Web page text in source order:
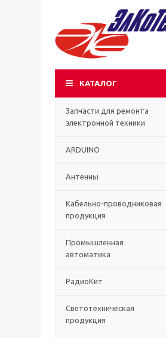
КАТАЛОГ
Запчасти для ремонта
электронной техники
ARDUINO
Антенны
Кабельно-проводниковая
продукция
Промышленная
автоматика
РадиоКит
Светотехническая
продукция